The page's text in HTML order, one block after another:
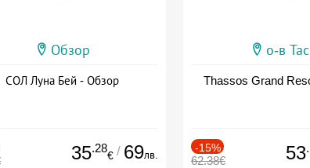
Обзор
СОЛ Луна Бей - Обзор
35.28
€ / 69лв.
о-в
Thassos Grand
-15%
62.38€ 53